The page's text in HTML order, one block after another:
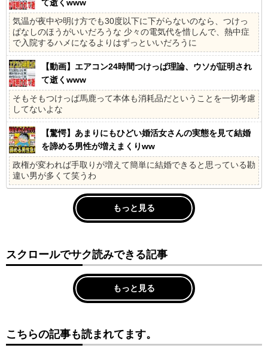
て逝くwww
気温が夜中や明け方でも30度以下に下がらないのなら、つけっ
ぱなしのほうがいいだろうな 少々の電気代を惜しんで、熱中症
で入院するハメになるよりはずっといいだろうに
【動画】エアコン24時間つけっぱ理論、ウソが証明され
て逝くwww
そもそもつけっぱ馬鹿って本体も消耗品だということを一切考慮
してないよな
【驚愕】あまりにもひどい婚活女さんの実態を見て結婚
を諦める男性が増えまくりww
政権が変われば手取りが増えて簡単に結婚できると思っている勘
違い男が多くて笑うわ
もっと見る
スクロールでサク読みできる記事
もっと見る
こちらの記事も読まれてます。